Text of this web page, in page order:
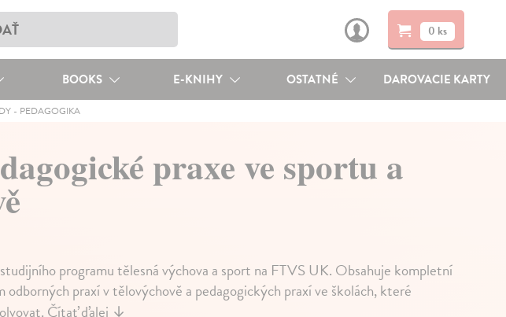
0 ks
BOOKS E-KNIHY OSTATNÉ DAROVACIE KARTY
- PEDAGOGIKA
praxe ve sportu a
programu tělesná výchova a sport na FTVS UK. Obsahuje kompletní
praxí v tělovýchově a pedagogických praxí ve školách, které
Čítať ďalej↓